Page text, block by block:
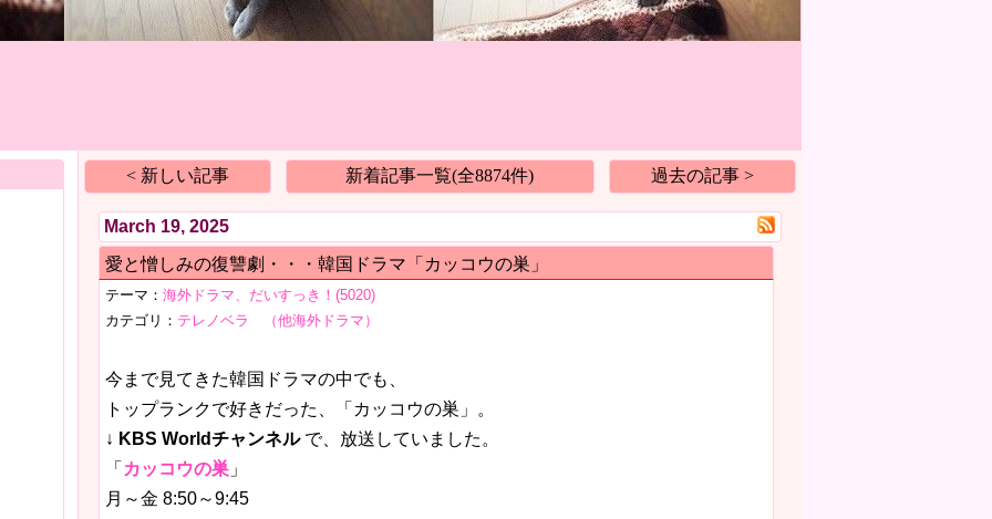
< 新しい記事 新着記事一覧(全8874件) 過去の記事 >
March 19, 2025
愛と憎しみの復讐劇・・・韓国ドラマ「カッコウの巣」
テーマ：海外ドラマ、だいすっき！(5020)
カテゴリ： テレノベラ （他海外ドラマ）
今まで見てきた韓国ドラマの中でも、
トップランクで好きだった、「カッコウの巣」。
↓ KBS Worldチャンネルで、放送していました。
「 カッコウの巣 」
月～金 8:50～9:45